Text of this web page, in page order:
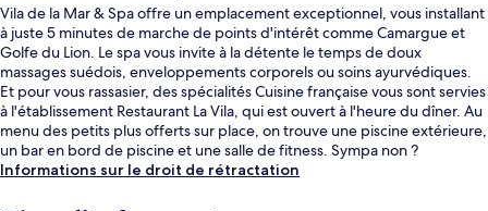
Vila de la Mar & Spa offre un emplacement exceptionnel, vous installant
à juste 5 minutes de marche de points d'intérêt comme Camargue et
Golfe du Lion. Le spa vous invite à la détente le temps de doux
massages suédois, enveloppements corporels ou soins ayurvédiques.
Et pour vous rassasier, des spécialités Cuisine française vous sont servies
à l'établissement Restaurant La Vila, qui est ouvert à l'heure du dîner. Au
menu des petits plus offerts sur place, on trouve une piscine extérieure,
un bar en bord de piscine et une salle de fitness. Sympa non ?
Informations sur le droit de rétractation